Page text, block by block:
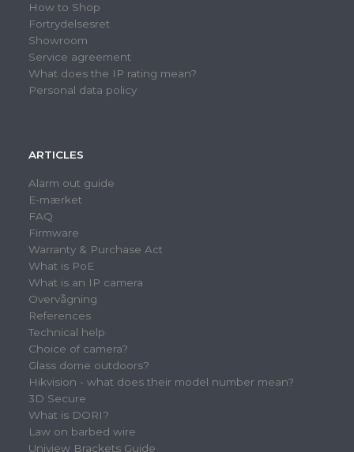
How to Shop
Fortrydelsesret
Showroom
Service agreement
What does the IP rating mean?
Personal data policy
ARTICLES
Alarm out guide
E-mærket
FAQ
Firmware
Warranty & Purchase Act
What is PoE
What is an IP camera
Overvågning
References
Technical help
Choice of camera?
Glass dome outdoors?
Hikvision - what does their model number mean?
3D Secure
What is DORI?
Law on barbed wire
Uniview Brackets Guide